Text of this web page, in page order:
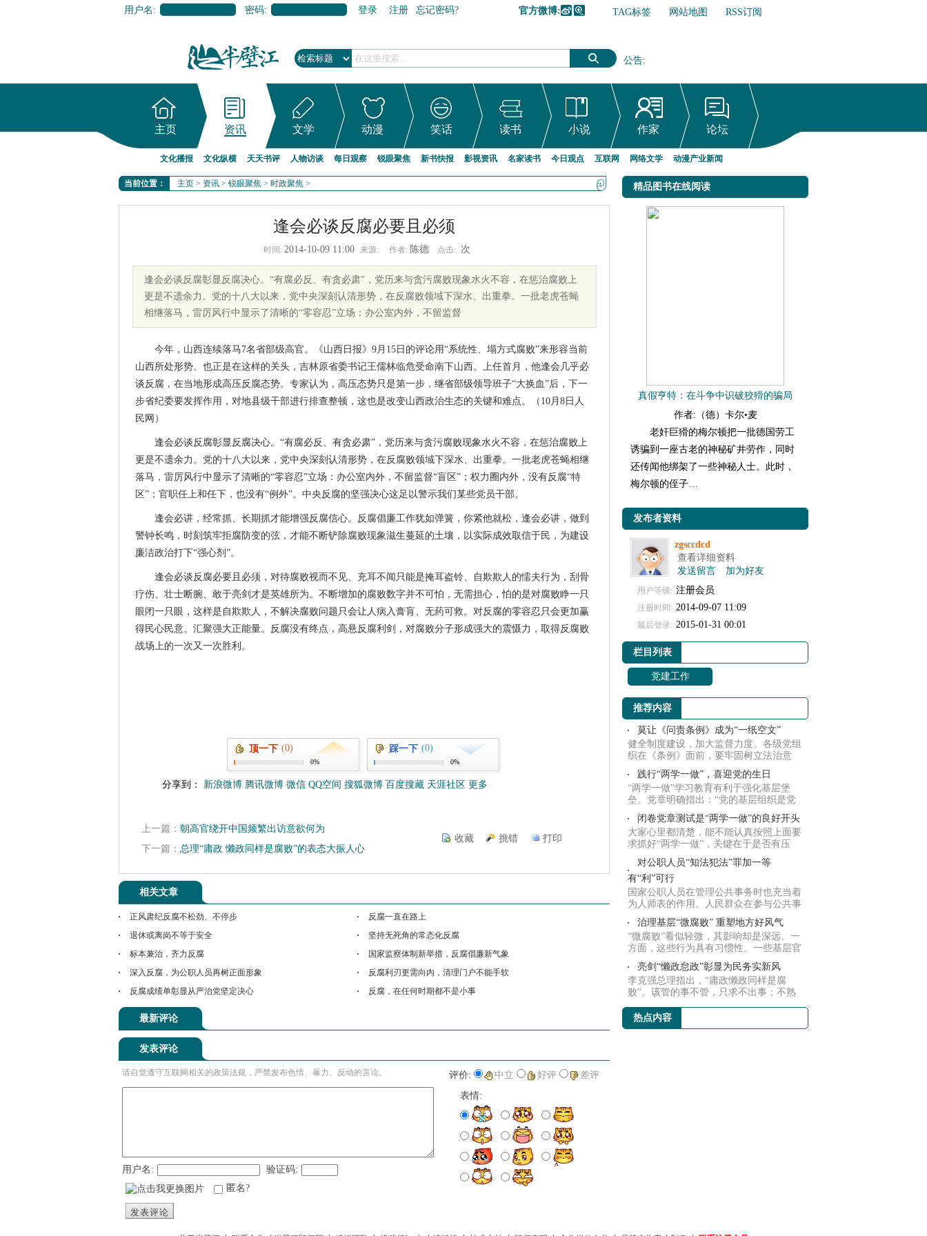
用户名: 密码: 登录 注册 忘记密码? 官方微博: TAG标签 网站地图
RSS订阅
公告:
网络文学行业自律倡议书
主页 资讯 文学 动漫 笑话 读书 小说 作家 论坛
文化播报 文化纵横 天天书评 人物访谈 每日观察 锐眼聚焦 新书快报 影视资讯 名家读书 今日观点 互联网 网络文学 动漫产业新闻
当前位置： 主页 > 资讯 > 锐眼聚焦 > 时政聚焦 >
逢会必谈反腐必要且必须
时间: 2014-10-09 11:00 来源: 作者: 陈德 点击: 次
逢会必谈反腐彰显反腐决心。“有腐必反、有贪必肃”，党历来与贪污腐败现象水火不容，在惩治腐败上
更是不遗余力。党的十八大以来，党中央深刻认清形势，在反腐败领域下深水、出重拳。一批老虎苍蝇
相继落马，雷厉风行中显示了清晰的“零容忍”立场：办公室内外，不留监督
今年，山西连续落马7名省部级高官。《山西日报》9月15日的评论用“系统性、塌方式腐败”来形容当前
山西所处形势。也正是在这样的关头，吉林原省委书记王儒林临危受命南下山西。上任首月，他逢会几乎必
谈反腐，在当地形成高压反腐态势。专家认为，高压态势只是第一步，继省部级领导班子“大换血”后，下一
步省纪委要发挥作用，对地县级干部进行排查整顿，这也是改变山西政治生态的关键和难点。（10月8日人
民网）
逢会必谈反腐彰显反腐决心。“有腐必反、有贪必肃”，党历来与贪污腐败现象水火不容，在惩治腐败上
更是不遗余力。党的十八大以来，党中央深刻认清形势，在反腐败领域下深水、出重拳。一批老虎苍蝇相继
落马，雷厉风行中显示了清晰的“零容忍”立场：办公室内外，不留监督“盲区”；权力圈内外，没有反腐“特
区”；官职任上和任下，也没有“例外”。中央反腐的坚强决心这足以警示我们某些党员干部。
逢会必讲，经常抓、长期抓才能增强反腐信心。反腐倡廉工作犹如弹簧，你紧他就松，逢会必讲，做到
警钟长鸣，时刻筑牢拒腐防变的弦，才能不断铲除腐败现象滋生蔓延的土壤，以实际成效取信于民，为建设
廉洁政治打下“强心剂”。
逢会必谈反腐必要且必须，对待腐败视而不见、充耳不闻只能是掩耳盗铃、自欺欺人的懦夫行为，刮骨
疗伤、壮士断腕、敢于亮剑才是英雄所为。不断增加的腐败数字并不可怕，无需担心，怕的是对腐败睁一只
眼闭一只眼，这样是自欺欺人，不解决腐败问题只会让人病入膏肓、无药可救。对反腐的零容忍只会更加赢
得民心民意、汇聚强大正能量。反腐没有终点，高悬反腐利剑，对腐败分子形成强大的震慑力，取得反腐败
战场上的一次又一次胜利。
顶一下 (0)
0%
踩一下 (0)
0%
分享到： 新浪微博 腾讯微博 微信 QQ空间 搜狐微博 百度搜藏 天涯社区 更多
上一篇： 朝高官绕开中国频繁出访意欲何为
下一篇： 总理“庸政 懒政同样是腐败”的表态大振人心
收藏 挑错 打印
相关文章
正风肃纪反腐不松劲、不停步
反腐一直在路上
退休或离岗不等于安全
坚持无死角的常态化反腐
标本兼治，齐力反腐
国家监察体制新举措，反腐倡廉新气象
深入反腐，为公职人员再树正面形象
反腐利刃更需向内，清理门户不能手软
反腐成绩单彰显从严治党坚定决心
反腐，在任何时期都不是小事
最新评论
发表评论
请自觉遵守互联网相关的政策法规，严禁发布色情、暴力、反动的言论。 评价: 中立 好评
差评
表情:
用户名:
验证码:
匿名?
发表评论
精品图书在线阅读
真假亨特：在斗争中识破狡猾的骗局
作者:（德）卡尔•麦
老奸巨猾的梅尔顿把一批德国劳工
诱骗到一座古老的神秘矿井劳作，同时
还传闻他绑架了一些神秘人士。此时，
梅尔顿的侄子…
发布者资料
zgsccdcd
查看详细资料
发送留言
加为好友
用户等级: 注册会员
注册时间: 2014-09-07 11:09
最后登录: 2015-01-31 00:01
栏目列表
党建工作
推荐内容
莫让《问责条例》成为“一纸空文”
健全制度建设，加大监督力度。各级党组
织在《条例》面前，要牢固树立法治意
识、制度意...
践行“两学一做”，喜迎党的生日
“两学一做”学习教育有利于强化基层堡
垒。党章明确指出：“党的基层组织是党
在社会组...
闭卷党章测试是“两学一做”的良好开头
大家心里都清楚，能不能认真按照上面要
求抓好“两学一做”，关键在于是否有压
力，是否...
对公职人员“知法犯法”罪加一等
有“利”可行
国家公职人员在管理公共事务时也充当着
为人师表的作用。人民群众在参与公共事
务时必定...
治理基层“微腐败” 重塑地方好风气
“微腐败”看似轻微，其影响却是深远。一
方面，这些行为具有习惯性。一些基层官
员在主...
亮剑“懒政怠政”彰显为民务实新风
李克强总理指出，“庸政懒政同样是腐
败”。该管的事不管，只求不出事；不熟
热点内容